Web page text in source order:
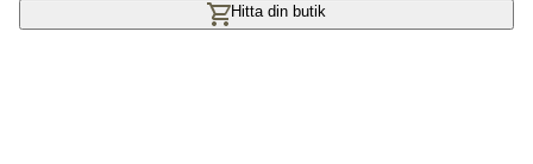
Hitta din butik